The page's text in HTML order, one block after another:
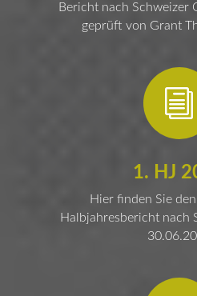
Bericht nach Schweizer
geprüft von Grant
i
1. HJ
Hier finden Sie
Halbjahresbericht nach